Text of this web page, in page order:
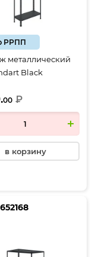
РРПП
металлический
Black
00 ₽
в корзину